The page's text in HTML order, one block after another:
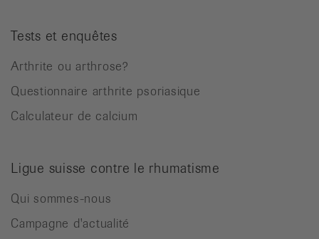
Tests et enquêtes
Arthrite ou arthrose?
Questionnaire arthrite psoriasique
Calculateur de calcium
Ligue suisse contre le rhumatisme
Qui sommes-nous
Campagne d'actualité